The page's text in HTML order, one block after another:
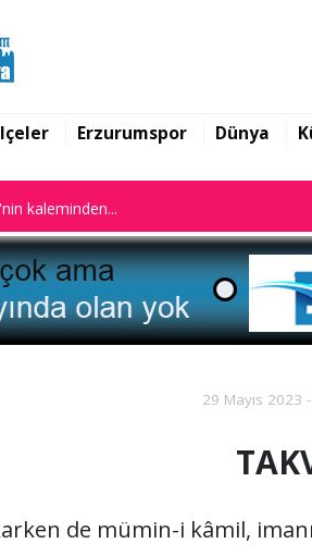
Erzurumspor Dünya
istifa etti
kaleminden...
kaleminden...
29 Mayıs 2023
de mümin-i kâmil,